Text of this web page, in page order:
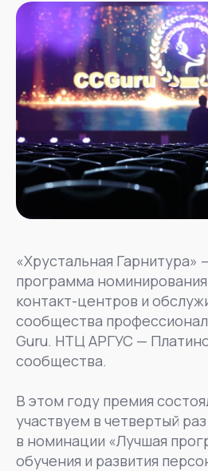
«Хрустальная
программа
контакт-центров и
сообщества
Guru. НТЦ АРГУС —
сообщества.
В этом году премия
участвуем в четвертый
в номинации «Лучшая
обучения и развития